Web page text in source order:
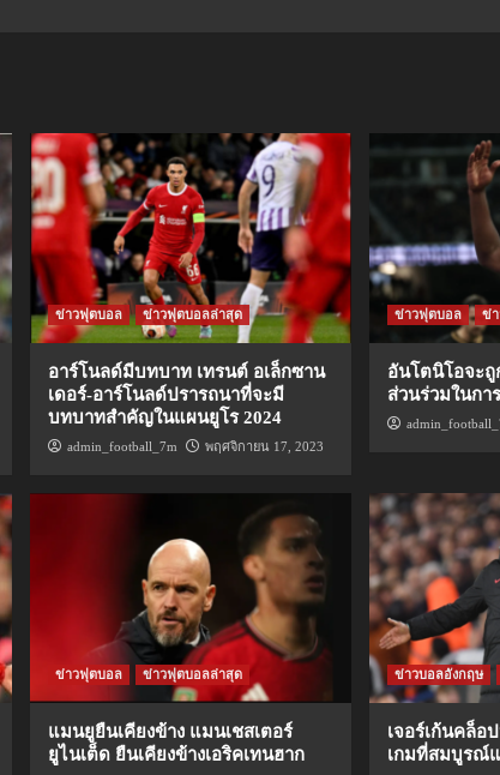
ข่าวฟุตบอล ข่าวฟุตบอลล่าสุด
อาร์โนลด์มีบทบาท เทรนต์ อเล็กซาน
เดอร์-อาร์โนลด์ปรารถนาที่จะมี
บทบาทสำคัญในแผนยูโร 2024
admin_football_7m พฤศจิกายน 17, 2023
ข่าวฟุตบอล ข่
อันโตนิโอจะ
ส่วนร่วมในก
ข่าวฟุตบอล ข่าวฟุตบอลล่าสุด
แมนยูยืนเคียงข้าง แมนเชสเตอร์
ยูไนเต็ด ยืนเคียงข้างเอริคเทนฮาก
ข่าวบอลอังกฤษ
เจอร์เก้นคล็อ
เกมที่สมบูรณ์